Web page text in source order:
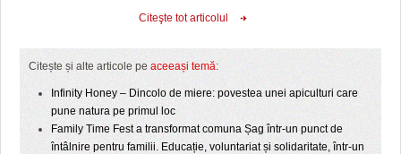
Citeşte tot articolul
Citește și alte articole pe aceeași temă:
Infinity Honey – Dincolo de miere: povestea unei apiculturi care
pune natura pe primul loc
Family Time Fest a transformat comuna Șag într-un punct de
întâlnire pentru familii. Educație, voluntariat și solidaritate, într-un